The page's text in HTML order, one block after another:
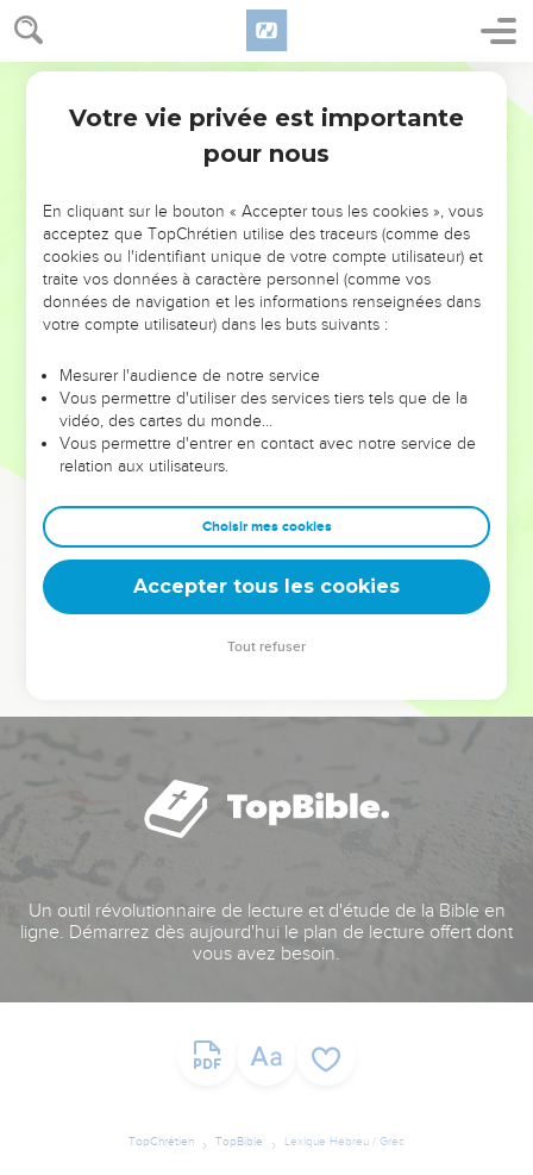
NE MANQUEZ PAS L’ÉVÉNEMENT
DE L’ANNÉE !
ET SI LEURS ERREURS POUVAIENT VOUS ÉVITER LES
VOTRES ?
leur foi ou leur vision. Mais on voit moins les doutes, les erreurs
et les saisons difficiles qu'ils ont traversés, alors même que ce
sont elles qui les ont façonnés.
Dans cette conférence, leaders, entrepreneurs, et responsables
clés pour avancer avec plus de sagesse afin que leurs erreurs
deviennent vos tremplins. Que vous guidiez un ministère, une
équipe, un groupe ou une famille, leur expérience est faite
Un outil révolutionnaire de lecture et d'étude de la Bible en
ligne. Démarrez dès aujourd'hui le plan de lecture offert dont
vous avez besoin.
TopChrétien TopBible Lexique Hébreu / Grec
Votre vie privée est importante
pour nous
En cliquant sur le bouton « Accepter tous les cookies », vous
acceptez que TopChrétien utilise des traceurs (comme des
cookies ou l'identifiant unique de votre compte utilisateur) et
traite vos données à caractère personnel (comme vos
données de navigation et les informations renseignées dans
votre compte utilisateur) dans les buts suivants :
Mesurer l'audience de notre service
Vous permettre d'utiliser des services tiers tels que de la
vidéo, des cartes du monde…
Vous permettre d'entrer en contact avec notre service de
relation aux utilisateurs.
Choisir mes cookies
Accepter tous les cookies
Tout refuser